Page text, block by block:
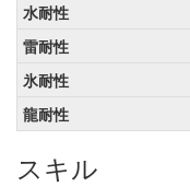
水耐性
雷耐性
氷耐性
龍耐性
スキル